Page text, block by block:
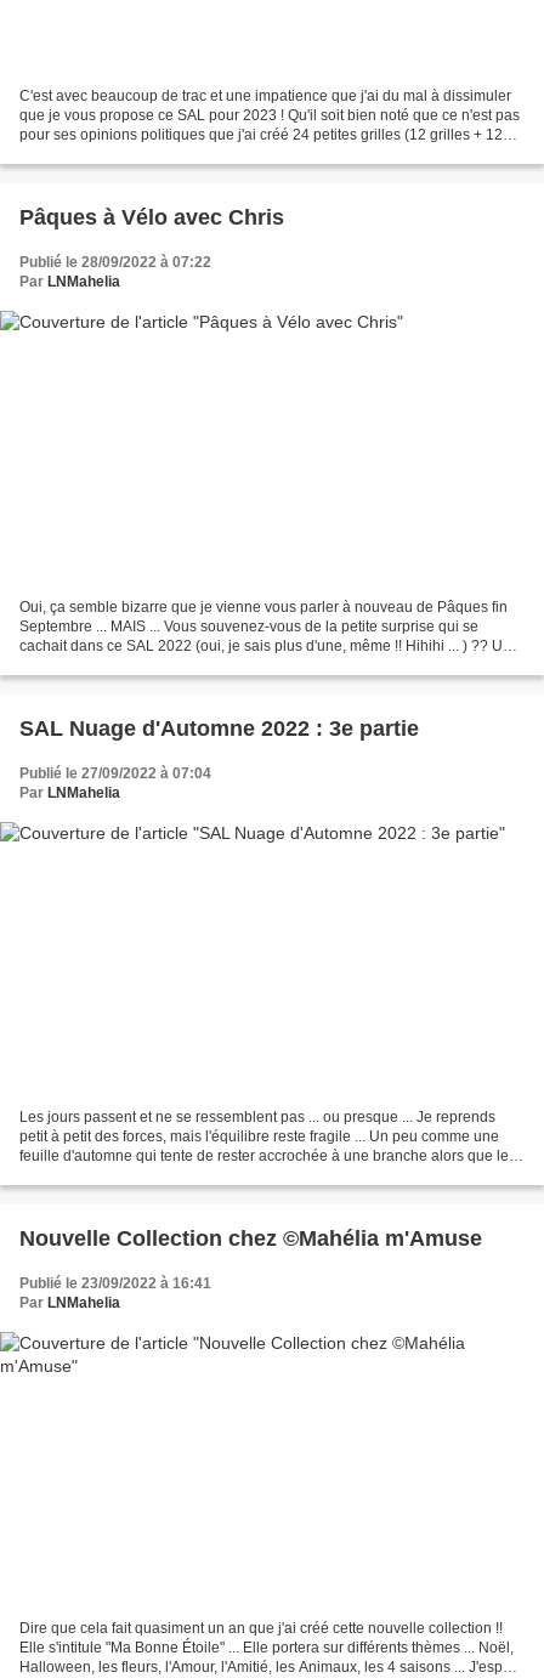
C'est avec beaucoup de trac et une impatience que j'ai du mal à dissimuler
que je vous propose ce SAL pour 2023 ! Qu'il soit bien noté que ce n'est pas
pour ses opinions politiques que j'ai créé 24 petites grilles (12 grilles + 12
Pâques à Vélo avec Chris
Publié le 28/09/2022 à 07:22
Par LNMahelia
Oui, ça semble bizarre que je vienne vous parler à nouveau de Pâques fin
Septembre ... MAIS ... Vous souvenez-vous de la petite surprise qui se
cachait dans ce SAL 2022 (oui, je sais plus d'une, même !! Hihihi ... ) ?? Un
SAL Nuage d'Automne 2022 : 3e partie
Publié le 27/09/2022 à 07:04
Par LNMahelia
Les jours passent et ne se ressemblent pas ... ou presque ... Je reprends
petit à petit des forces, mais l'équilibre reste fragile ... Un peu comme une
feuille d'automne qui tente de rester accrochée à une branche alors que le
Nouvelle Collection chez ©Mahélia m'Amuse
Publié le 23/09/2022 à 16:41
Par LNMahelia
Dire que cela fait quasiment un an que j'ai créé cette nouvelle collection !!
Elle s'intitule "Ma Bonne Étoile" ... Elle portera sur différents thèmes ... Noël,
Halloween, les fleurs, l'Amour, l'Amitié, les Animaux, les 4 saisons ... J'espère